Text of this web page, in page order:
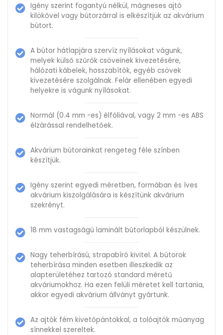
Igény szerint fogantyú nélkül, mágneses ajtó
kilökővel vagy bútorzárral is elkészítjük az akvárium
bútort.
A bútor hátlapjára szervíz nyílásokat vágunk,
melyek külső szűrők csöveinek kivezetésére,
hálózati kábelek, hosszabítók, egyéb csövek
kivezetésére szolgálnak. Felár ellenében egyedi
helyekre is vágunk nyílásokat.
Normál (0.4 mm -es) élfóliával, vagy 2 mm -es ABS
élzárással rendelhetőek.
Akvárium bútorainkat rengeteg féle színben
készítjük.
Igény szerint egyedi méretben, formában és íves
akvárium kiszolgálására is készítünk akvárium
szekrényt.
18 mm vastagságú laminált bútorlapból készülnek.
Nagy teherbírású, strapabíró kivitel. A bútorok
teherbírása minden esetben illeszkedik az
alapterületéhez tartozó standard méretű
akváriumokhoz. Ha ezen felüli méretet kell tartania,
akkor egyedi akvárium állványt gyártunk.
Az ajtók fém kivetőpántokkal, a tolóajtók műanyag
sínnekkel szereltek.